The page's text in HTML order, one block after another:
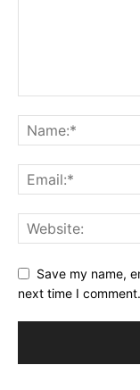
Save my name,
next time I comment.